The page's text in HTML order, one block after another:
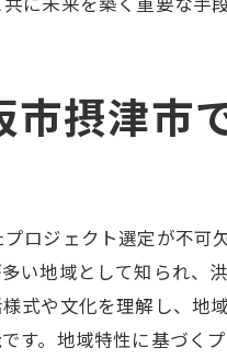
革新
事手法
践
要性
トの価値
摂津市
ロジェクト選定が不可
い地域として知られ、
式や文化を理解し、地
す。地域特性に基づく